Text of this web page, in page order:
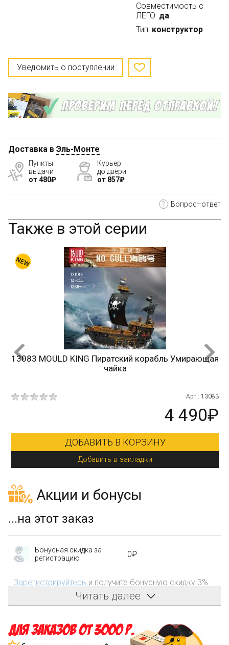
Совместимость с
ЛЕГО: да
Тип: конструктор
Уведомить о поступлении
Доставка в Эль-Монте
Пункты
выдачи
от 480₽
Курьер
до двери
от 857₽
? Вопрос–ответ
Также в этой серии
13083 MOULD KING Пиратский корабль Умирающая
чайка
Арт.: 13083
4 490₽
ДОБАВИТЬ В КОРЗИНУ
Добавить в закладки
Акции и бонусы
...на этот заказ
Бонусная скидка за
регистрацию
0₽
Зарегистрируйтесь и получите бонусную скидку 3%
на первый заказ!
затрат на доставку
Читать далее